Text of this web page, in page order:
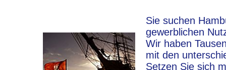
Sie suchen
gewerblichen
Wir haben
mit den
Setzen Sie sich